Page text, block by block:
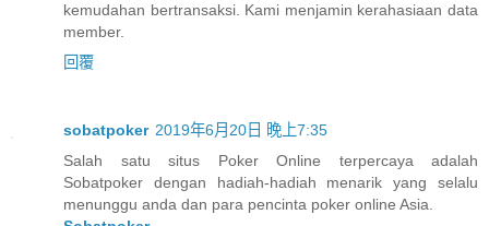
kemudahan bertransaksi. Kami menjamin kerahasiaan data
member.
回覆
sobatpoker 2019年6月20日 晚上7:35
Salah satu situs Poker Online terpercaya adalah
Sobatpoker dengan hadiah-hadiah menarik yang selalu
menunggu anda dan para pencinta poker online Asia.